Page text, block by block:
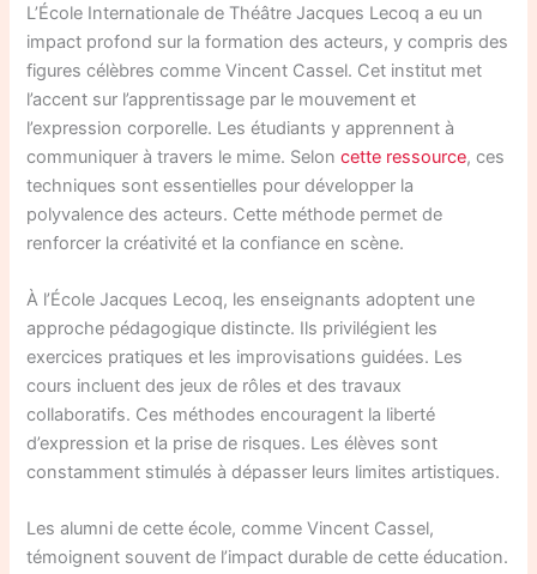
L’École Internationale de Théâtre Jacques Lecoq a eu un
impact profond sur la formation des acteurs, y compris des
figures célèbres comme Vincent Cassel. Cet institut met
l’accent sur l’apprentissage par le mouvement et
l’expression corporelle. Les étudiants y apprennent à
communiquer à travers le mime. Seloncette ressource, ces
techniques sont essentielles pour développer la
polyvalence des acteurs. Cette méthode permet de
renforcer la créativité et la confiance en scène.
À l’École Jacques Lecoq, les enseignants adoptent une
approche pédagogique distincte. Ils privilégient les
exercices pratiques et les improvisations guidées. Les
cours incluent des jeux de rôles et des travaux
collaboratifs. Ces méthodes encouragent la liberté
d’expression et la prise de risques. Les élèves sont
constamment stimulés à dépasser leurs limites artistiques.
Les alumni de cette école, comme Vincent Cassel,
témoignent souvent de l’impact durable de cette éducation.